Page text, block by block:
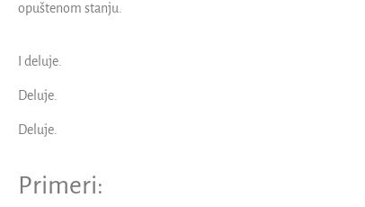
opuštenom stanju.
I deluje.
Deluje.
Deluje.
Primeri: